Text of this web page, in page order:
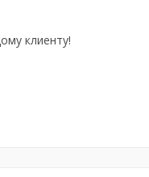
клиенту!